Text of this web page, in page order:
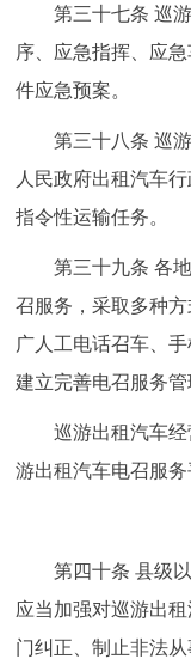
第三十七条 巡游
序、应急指挥、应
件应急预案。
第三十八条 巡游
人民政府出租汽车
指令性运输任务。
第三十九条 各地
召服务，采取多种
广人工电话召车、
建立完善电召服务管
巡游出租汽车经
游出租汽车电召服
第四十条 县级以
应当加强对巡游出
门纠正、制止非法